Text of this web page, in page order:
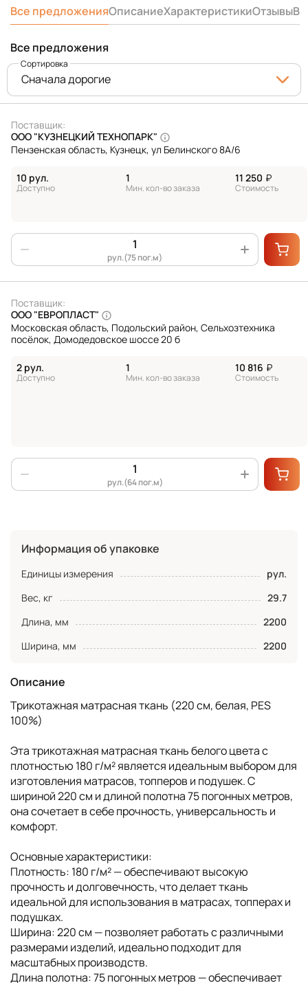
Все предложенияОписаниеХарактеристикиОтзывы
Все предложения
Сначала дорогие
Сортировка
Поставщик:
ООО "КУЗНЕЦКИЙ ТЕХНОПАРК"
Пензенская область, Кузнецк, ул Белинского 8А/6
Мин. кол-во заказа
1
Стоимость
11 250 ₽
Доступно
10 рул.
рул.(75 пог.м)
Поставщик:
ООО "ЕВРОПЛАСТ"
Московская область, Подольский район, Сельхозтехника
посёлок, Домодедовское шоссе 20 б
Мин. кол-во заказа
1
Стоимость
10 816 ₽
Доступно
2 рул.
рул.(64 пог.м)
Описание
Трикотажная матрасная ткань (220 см, белая, PES
100%)
Эта трикотажная матрасная ткань белого цвета с
плотностью 180 г/м² является идеальным выбором для
изготовления матрасов, топперов и подушек. С
шириной 220 см и длиной полотна 75 погонных метров,
она сочетает в себе прочность, универсальность и
комфорт.
Основные характеристики:
Плотность: 180 г/м² — обеспечивают высокую
прочность и долговечность, что делает ткань
идеальной для использования в матрасах, топперах и
подушках.
Ширина: 220 см — позволяет работать с различными
размерами изделий, идеально подходит для
масштабных производств.
Длина полотна: 75 погонных метров — обеспечивает
Информация об упаковке
Единицы измерения
рул.
Вес, кг
29.7
Длина, мм
2200
Ширина, мм
2200